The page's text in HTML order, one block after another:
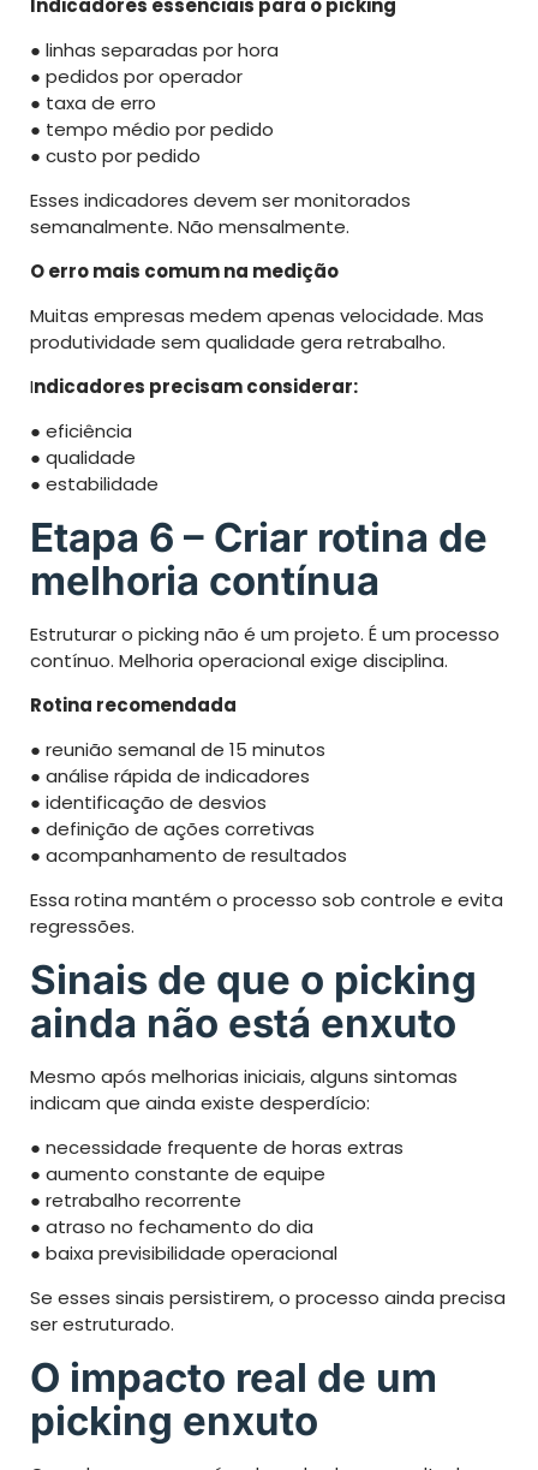
Indicadores essenciais para o picking
● linhas separadas por hora
● pedidos por operador
● taxa de erro
● tempo médio por pedido
● custo por pedido
Esses indicadores devem ser monitorados
semanalmente. Não mensalmente.
O erro mais comum na medição
Muitas empresas medem apenas velocidade. Mas
produtividade sem qualidade gera retrabalho.
Indicadores precisam considerar:
● eficiência
● qualidade
● estabilidade
Etapa 6 – Criar rotina de
melhoria contínua
Estruturar o picking não é um projeto. É um processo
contínuo. Melhoria operacional exige disciplina.
Rotina recomendada
● reunião semanal de 15 minutos
● análise rápida de indicadores
● identificação de desvios
● definição de ações corretivas
● acompanhamento de resultados
Essa rotina mantém o processo sob controle e evita
regressões.
Sinais de que o picking
ainda não está enxuto
Mesmo após melhorias iniciais, alguns sintomas
indicam que ainda existe desperdício:
● necessidade frequente de horas extras
● aumento constante de equipe
● retrabalho recorrente
● atraso no fechamento do dia
● baixa previsibilidade operacional
Se esses sinais persistirem, o processo ainda precisa
ser estruturado.
O impacto real de um
picking enxuto